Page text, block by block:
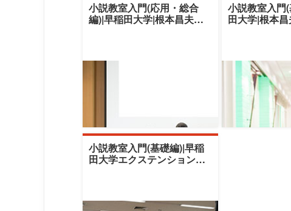
小説教室入門(応用・総合
編)|早稲田大学|根本昌夫
小説教室入門
田大学|根本
小説教室入門(基礎編)|早稲
田大学エクステンションセ